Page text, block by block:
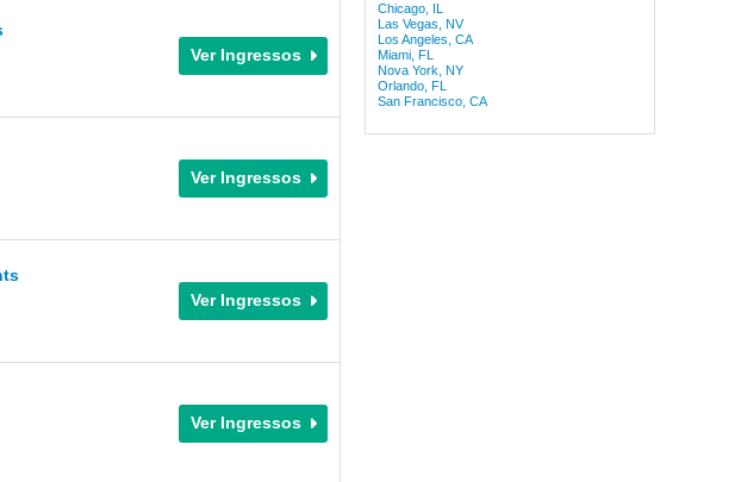
Chicago, IL
Las Vegas, NV
Los Angeles, CA
Miami, FL
Nova York, NY
Orlando, FL
San Francisco, CA